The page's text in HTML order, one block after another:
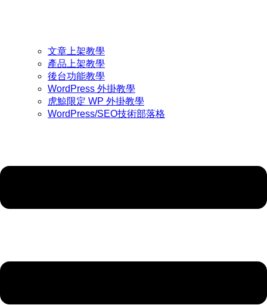
文章上架教學
產品上架教學
後台功能教學
WordPress 外掛教學
虎鯨限定 WP 外掛教學
WordPress/SEO技術部落格